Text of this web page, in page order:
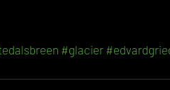
#glacier